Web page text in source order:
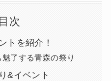
目次
トを紹介！
了する青森の祭り
&イベント